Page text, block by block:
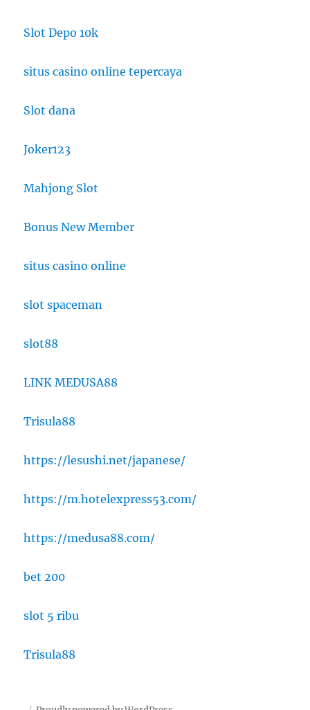
Slot Depo 10k
situs casino online tepercaya
Slot dana
Joker123
Mahjong Slot
Bonus New Member
situs casino online
slot spaceman
slot88
LINK MEDUSA88
Trisula88
https://lesushi.net/japanese/
https://m.hotelexpress53.com/
https://medusa88.com/
bet 200
slot 5 ribu
Trisula88